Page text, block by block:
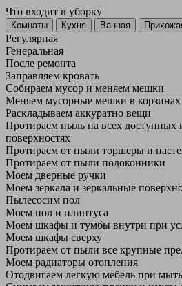
Что входит в уборку
Регу­лярная
Гене­ральная
После ремонта
Заправляем кровать
Собираем мусор и меняем мешки
Меняем мусорные мешки в корзинах
Раскладываем аккуратно вещи
Протираем пыль на всех доступных
поверхностях
Протираем от пыли торшеры и
Протираем от пыли подоконники
Моем дверные ручки
Моем зеркала и зеркальные
Пылесосим пол
Моем пол и плинтуса
Моем шкафы и тумбы внутри при
Моем шкафы сверху
Протираем от пыли все крупные
Моем радиаторы отопления
Отодвигаем легкую мебель при